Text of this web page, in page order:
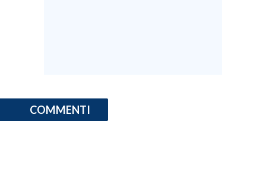
COMMENTI